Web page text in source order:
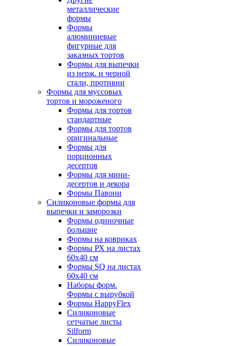
металлические
формы
Формы
алюминиевые
фигурные для
заказных тортов
Формы для выпечки
из нерж. и черной
стали, противни
Формы для муссовых
тортов и мороженого
Формы для тортов
стандартные
Формы для тортов
оригинальные
Формы для
порционных
десертов
Формы для мини-
десертов и декора
Формы Павони
Силиконовые формы для
выпечки и заморозки
Формы одиночные
большие
Формы на ковриках
Формы РХ на листах
60х40 см
Формы SQ на листах
60х40 см
Наборы форм.
Формы с вырубкой
Формы HappyFlex
Силиконовые
сетчатые листы
Silform
Силиконовые